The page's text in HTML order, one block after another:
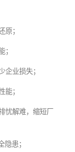
原；
；
企业损失；
能；
忧解难，缩短厂
患；